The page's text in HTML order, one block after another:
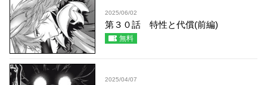
2025/06/02
第３０話 特性と代償(前編)
無料
2025/04/07